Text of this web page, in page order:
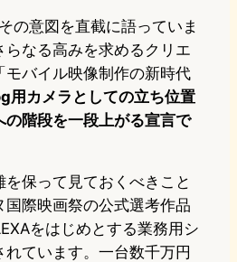
の意図を直截に語っていま
なる高みを求めるクリエ
モバイル映像制作の新時代
用カメラとしての立ち位置
の階段を一段上がる宣言で
保って見ておくべきこと
国際映画祭の公式選考作品
をはじめとする業務用シ
ています。一台数千万円